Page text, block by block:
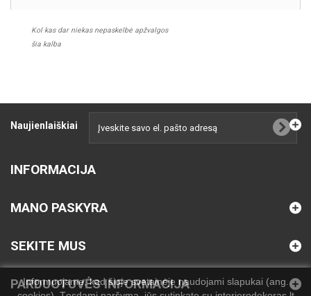
Informuojame, kad šioje svetainėje naudojami slapukai (ang.
Kol kas dar niekas nepaskelbė apžvalgos
šia kalba
Naujienlaiškiai
INFORMACIJA
MANO PASKYRA
SEKITE MUS
PARDUOTUVĖS INFORMACIJA